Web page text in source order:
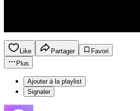
Like Partager
Favori
Plus
Ajouter à la playlist
Signaler